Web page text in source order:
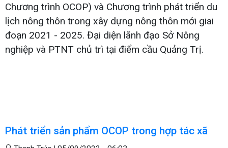
Chương trình OCOP) và Chương trình phát triển du
lịch nông thôn trong xây dựng nông thôn mới giai
đoạn 2021 - 2025. Đại diện lãnh đạo Sở Nông
nghiệp và PTNT chủ trì tại điểm cầu Quảng Trị.
Phát triển sản phẩm OCOP trong hợp tác xã